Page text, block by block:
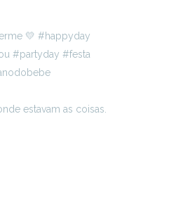
estavam as coisas.